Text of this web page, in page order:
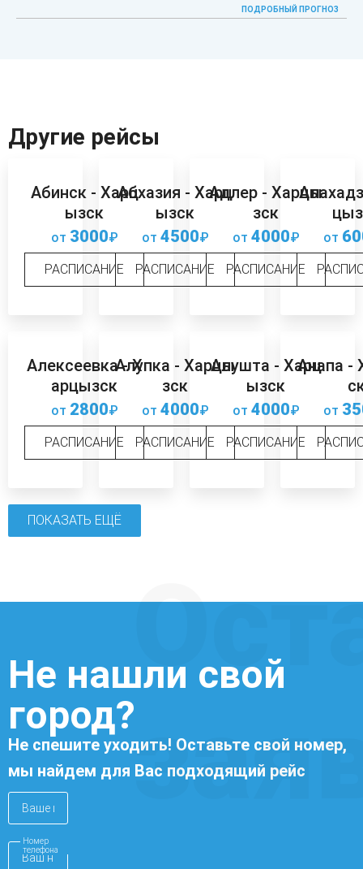
ПОДРОБНЫЙ ПРОГНОЗ
Другие рейсы
Абинск - Харц
ызск
от 3000₽
РАСПИСАНИЕ
Абхазия - Харц
ызск
от 4500₽
РАСПИСАНИЕ
Адлер - Харцы
зск
от 4000₽
РАСПИСАНИЕ
от
Алексеевка - Х
арцызск
от 2800₽
РАСПИСАНИЕ
Алупка - Харцы
зск
от 4000₽
РАСПИСАНИЕ
Алушта - Харц
ызск
от 4000₽
РАСПИСАНИЕ
Анапа -
от
ПОКАЗАТЬ ЕЩЁ
Не нашли свой
город?
Не спешите уходить! Оставьте свой номер,
мы найдем для Вас подходящий рейс
Номер
телефона